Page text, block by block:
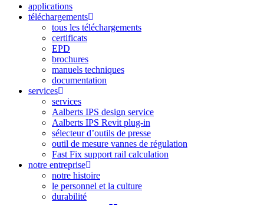
applications
téléchargements
tous les téléchargements
certificats
EPD
brochures
manuels techniques
documentation
services
services
Aalberts IPS design service
Aalberts IPS Revit plug-in
sélecteur d’outils de presse
outil de mesure vannes de régulation
Fast Fix support rail calculation
notre entreprise
notre histoire
le personnel et la culture
durabilité